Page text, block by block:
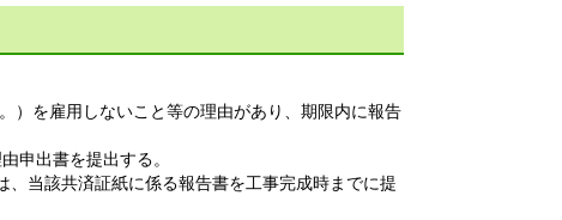
）を雇用しないこと等の理由があり、期限内に報告
申出書を提出する。
当該共済証紙に係る報告書を工事完成時までに提